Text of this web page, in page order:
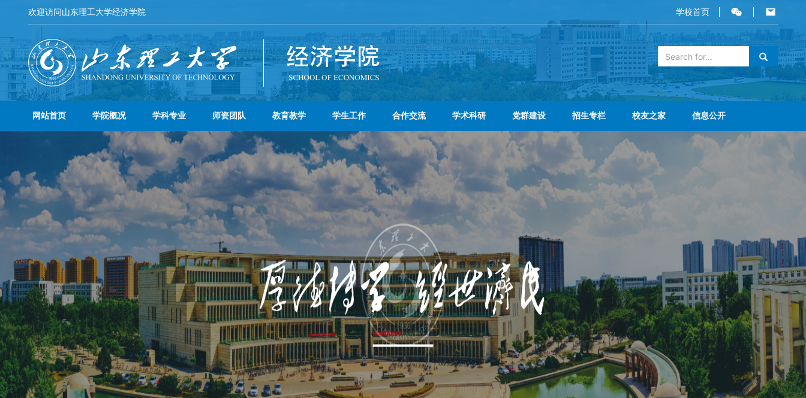
欢迎访问山东理工大学经济学院 学校首页
网站首页 学院概况 学科专业 师资团队 教育教学 学生工作 合作交流 学术科研 党群建设 招生专栏 校友之家 信息公开